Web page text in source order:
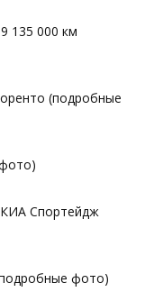
135 000 км
(подробные
Спортейдж
фото)